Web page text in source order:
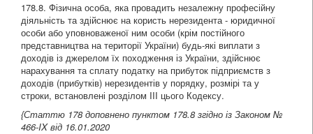
178.8. Фізична особа, яка провадить незалежну професійну
діяльність та здійснює на користь нерезидента - юридичної
особи або уповноваженої ним особи (крім постійного
представництва на території України) будь-які виплати з
доходів із джерелом їх походження із України, здійснює
нарахування та сплату податку на прибуток підприємств з
доходів (прибутків) нерезидентів у порядку, розмірі та у
строки, встановлені розділом III цього Кодексу.
{Статтю 178 доповнено пунктом 178.8 згідно із Законом №
466-IX від 16.01.2020